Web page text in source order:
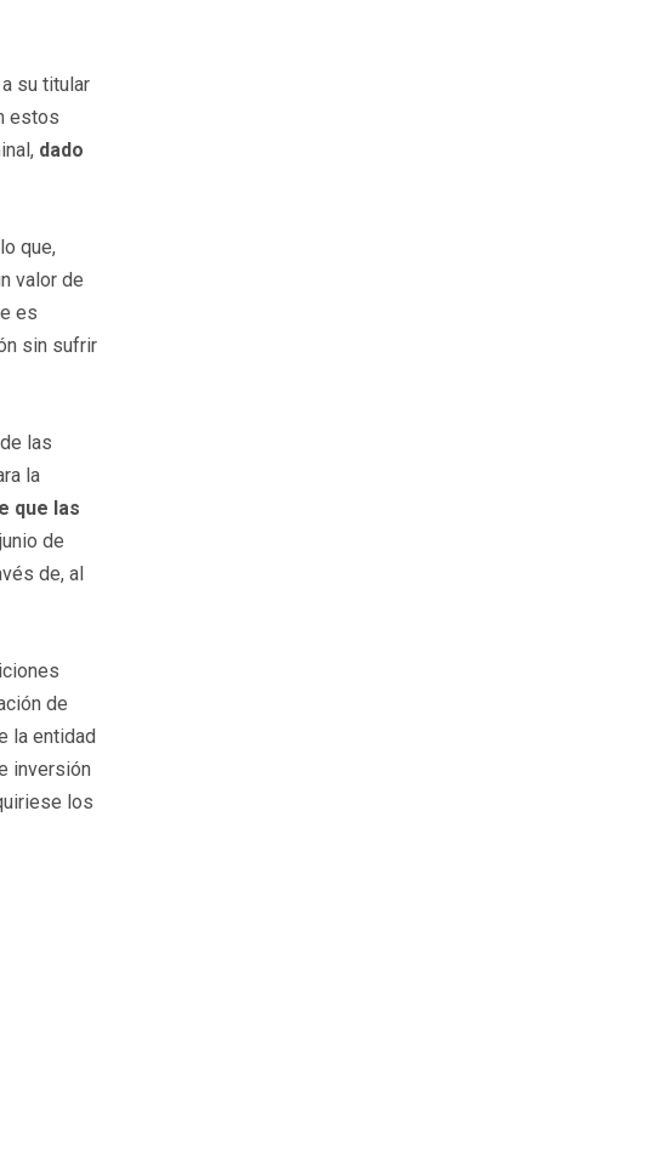
su titular
estos
dado
que,
valor de
es
sin sufrir
las
la
que las
de
de, al
de
la entidad
inversión
los